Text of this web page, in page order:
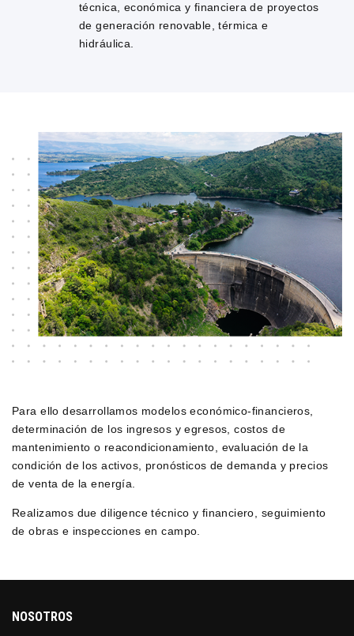
técnica, económica y financiera de proyectos
de generación renovable, térmica e
hidráulica.
Para ello desarrollamos modelos económico-financieros,
determinación de los ingresos y egresos, costos de
mantenimiento o reacondicionamiento, evaluación de la
condición de los activos, pronósticos de demanda y precios
de venta de la energía.
Realizamos due diligence técnico y financiero, seguimiento
de obras e inspecciones en campo.
NOSOTROS